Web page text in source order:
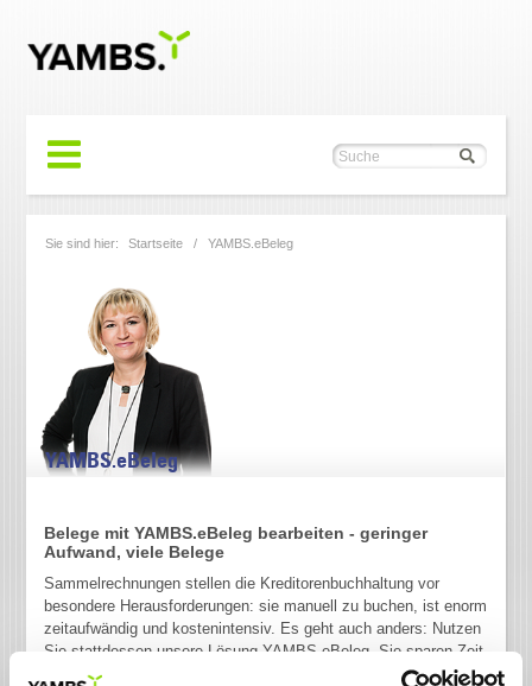
Sie sind hier: Startseite / YAMBS.eBeleg
YAMBS.eBeleg
Belege mit YAMBS.eBeleg bearbeiten - geringer
Aufwand, viele Belege
Sammelrechnungen stellen die Kreditorenbuchhaltung vor
besondere Herausforderungen: sie manuell zu buchen, ist enorm
zeitaufwändig und kostenintensiv. Es geht auch anders: Nutzen
Sie stattdessen unsere Lösung YAMBS.eBeleg. Sie sparen Zeit
und Geld, schöpfen Lieferantenskonti optimal aus, können